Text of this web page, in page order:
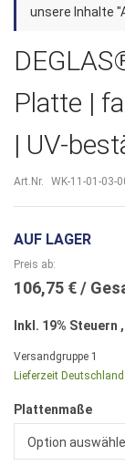
Bildergalerie
unsere Inhalte
Platte |
| UV-
Art.Nr. WK-11-01-03-
AUF LAGER
Preis ab
106,75 €
Inkl. 19% Steuern ,
Versandgruppe 1
Lieferzeit Deutschland:
Plattenmaße
Option